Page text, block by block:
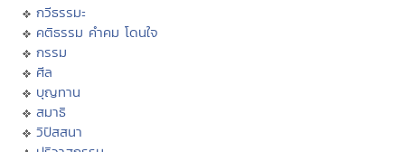
กวีธรรมะ
คติธรรม คำคม โดนใจ
กรรม
ศีล
บุญทาน
สมาธิ
วิปัสสนา